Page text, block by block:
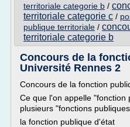
territoriale categorie b /
territoriale categorie c /
publique territoriale /
territoriale categorie b
Concours de la
Université Rennes 2
Concours de la fonction
Ce que l'on appelle "fonction
plusieurs "fonctions
la fonction publique d'état